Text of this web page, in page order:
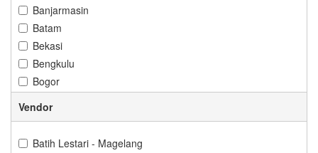
Banjarmasin
Batam
Bekasi
Bengkulu
Bogor
Vendor
Batih Lestari - Magelang